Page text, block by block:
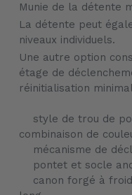
Munie de la détente
La détente peut
niveaux individuels.
Une autre option
étage de
réinitialisation
style de trou de
combinaison de
mécanisme de
pontet et socle
canon forgé à froid